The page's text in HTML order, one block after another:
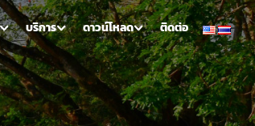
บริการ ดาวน์โหลด ติดต่อ